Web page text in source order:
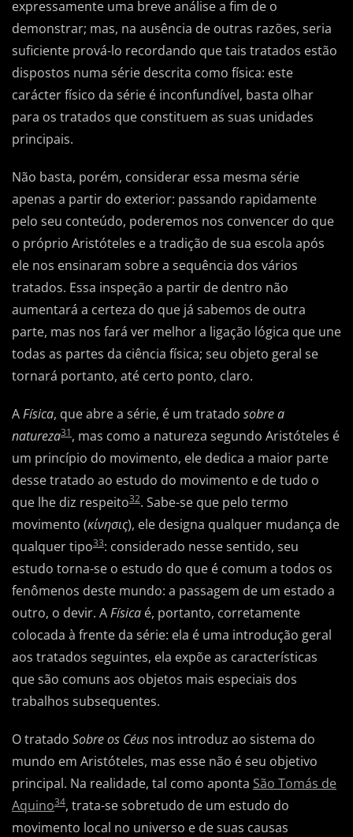
expressamente uma breve análise a fim de o
demonstrar; mas, na ausência de outras razões, seria
suficiente prová-lo recordando que tais tratados estão
dispostos numa série descrita como física: este
carácter físico da série é inconfundível, basta olhar
para os tratados que constituem as suas unidades
principais.
Não basta, porém, considerar essa mesma série
apenas a partir do exterior: passando rapidamente
pelo seu conteúdo, poderemos nos convencer do que
o próprio Aristóteles e a tradição de sua escola após
ele nos ensinaram sobre a sequência dos vários
tratados. Essa inspeção a partir de dentro não
aumentará a certeza do que já sabemos de outra
parte, mas nos fará ver melhor a ligação lógica que une
todas as partes da ciência física; seu objeto geral se
tornará portanto, até certo ponto, claro.
AFísica, que abre a série, é um tratado sobre a
natureza31, mas como a natureza segundo Aristóteles é
um princípio do movimento, ele dedica a maior parte
desse tratado ao estudo do movimento e de tudo o
que lhe diz respeito32. Sabe-se que pelo termo
movimento (κίνησις), ele designa qualquer mudança de
qualquer tipo33: considerado nesse sentido, seu
estudo torna-se o estudo do que é comum a todos os
fenômenos deste mundo: a passagem de um estado a
outro, o devir. AFísica é, portanto, corretamente
colocada à frente da série: ela é uma introdução geral
aos tratados seguintes, ela expõe as características
que são comuns aos objetos mais especiais dos
trabalhos subsequentes.
O tratado Sobre os Céus nos introduz ao sistema do
mundo em Aristóteles, mas esse não é seu objetivo
principal. Na realidade, tal como aponta São Tomás de
Aquino34, trata-se sobretudo de um estudo do
movimento local no universo e de suas causas